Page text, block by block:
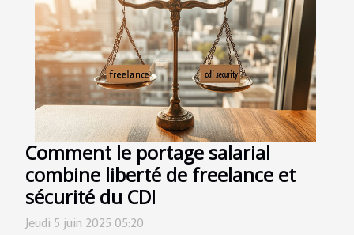
Comment le portage salarial
combine liberté de freelance et
sécurité du CDI
Jeudi 5 juin 2025 05:20